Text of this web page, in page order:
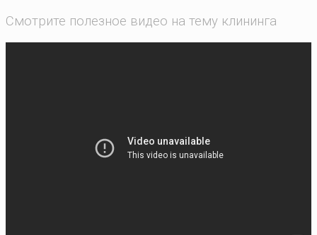
Смотрите полезное видео на тему клининга